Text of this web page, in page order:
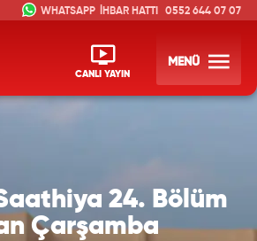
CANLI YAYIN
MENÜ
İHBAR HATTI 0552 644 07 07
24. Bölüm
Çarşamba